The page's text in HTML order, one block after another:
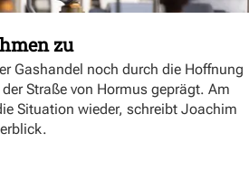
zu
Gashandel noch durch die Hoffnung
Straße von Hormus geprägt. Am
Situation wieder, schreibt Joachim